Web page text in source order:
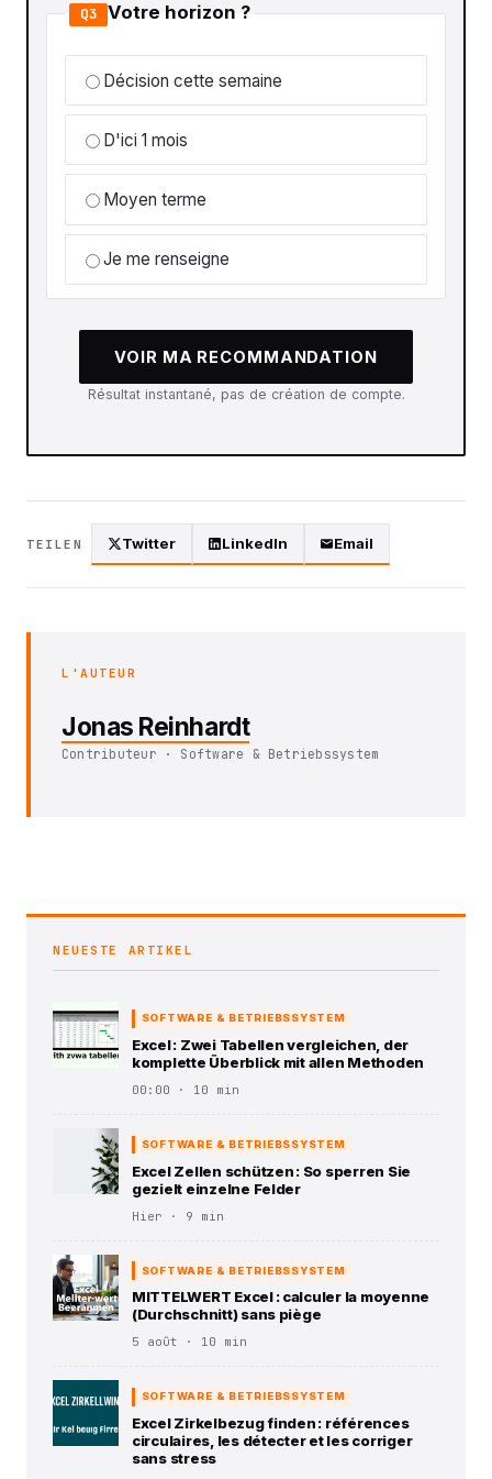
Q3 Votre horizon ?
Décision cette semaine
D'ici 1 mois
Moyen terme
Je me renseigne
VOIR MA RECOMMANDATION
Résultat instantané, pas de création de compte.
TEILEN Twitter LinkedIn Email
L'AUTEUR
Jonas Reinhardt
Contributeur · Software & Betriebssystem
NEUESTE ARTIKEL
SOFTWARE & BETRIEBSSYSTEM
Excel : Zwei Tabellen vergleichen, der
komplette Überblick mit allen Methoden
00:00 · 10 min
SOFTWARE & BETRIEBSSYSTEM
Excel Zellen schützen : So sperren Sie
gezielt einzelne Felder
Hier · 9 min
SOFTWARE & BETRIEBSSYSTEM
MITTELWERT Excel : calculer la moyenne
(Durchschnitt) sans piège
5 août · 10 min
SOFTWARE & BETRIEBSSYSTEM
Excel Zirkelbezug finden : références
circulaires, les détecter et les corriger
sans stress